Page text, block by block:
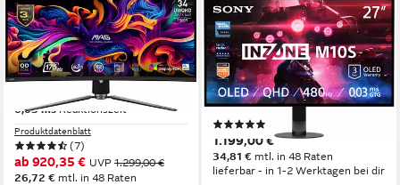
MSI
MAG 341CQP QD-OLED
Curved-OLED-Monitor
87 cm/ 34 Zoll Diagonale
3440 x 1440 px, UWQHD
0,03 ms Reaktionszeit
Produktdatenblatt
(7)
ab 920,35 € UVP 1.299,00 €
26,72 € mtl. in 48 Raten
SONY
SDM-27Q10S OLED-Monitor
67 cm/ 27 Zoll Diagonale
2560 x 1440 px, QHD
Auflösung
0,03 ms Reaktionszeit
Produktdatenblatt
1.199,00 €
34,81 € mtl. in 48 Raten
lieferbar - in 1-2 Werktagen bei dir